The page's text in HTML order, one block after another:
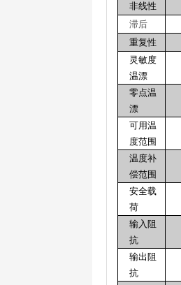
非线性
滞后
重复性
灵敏度
温漂
零点温
漂
可用温
度范围
温度补
偿范围
安全载
荷
输入阻
抗
输出阻
抗